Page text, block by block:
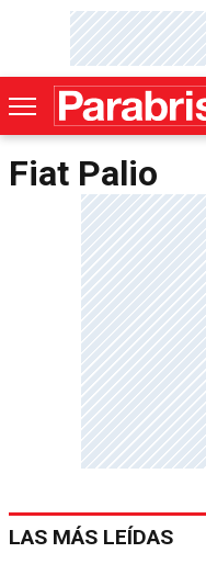
Fiat Palio
LAS MÁS LEÍDAS